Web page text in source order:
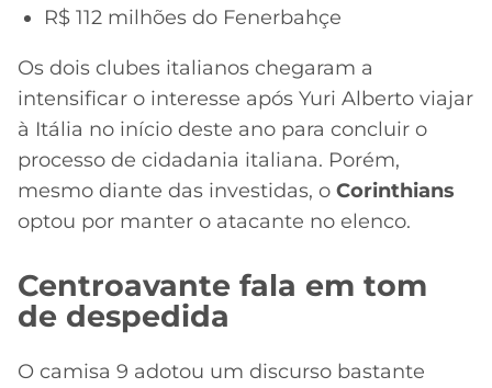
R$ 112 milhões do Fenerbahçe
Os dois clubes italianos chegaram a
intensificar o interesse após Yuri Alberto viajar
à Itália no início deste ano para concluir o
processo de cidadania italiana. Porém,
mesmo diante das investidas, o Corinthians
optou por manter o atacante no elenco.
Centroavante fala em tom
de despedida
O camisa 9 adotou um discurso bastante